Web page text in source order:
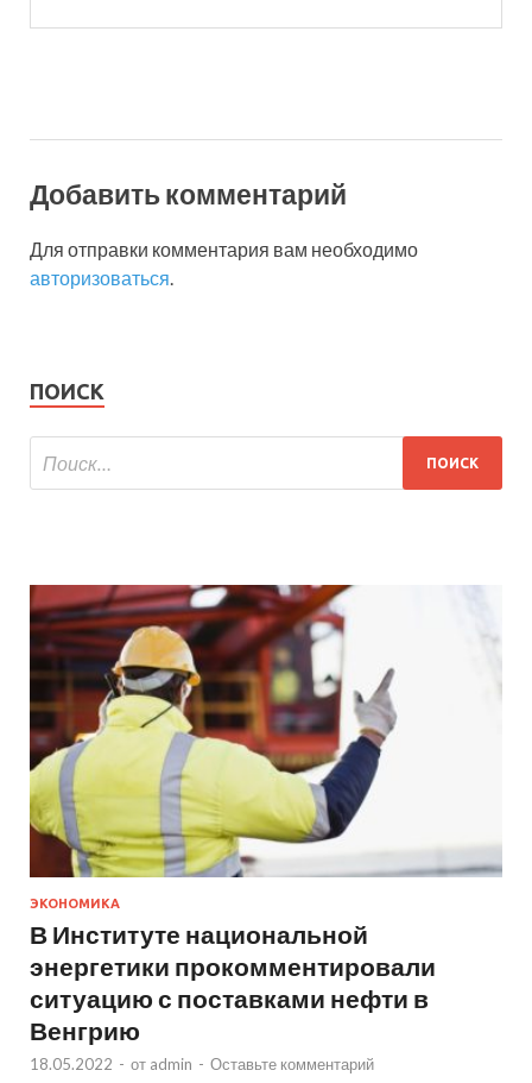
Добавить комментарий
Для отправки комментария вам необходимо
авторизоваться.
ПОИСК
ЭКОНОМИКА
В Институте национальной
энергетики прокомментировали
ситуацию с поставками нефти в
Венгрию
18.05.2022 - от admin - Оставьте комментарий